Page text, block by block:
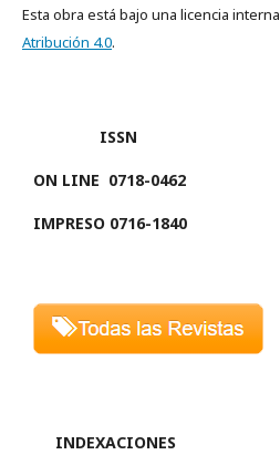
Esta obra está bajo una licencia
Atribución 4.0.
ISSN
ON LINE 0718-0462
IMPRESO 0716-1840
INDEXACIONES